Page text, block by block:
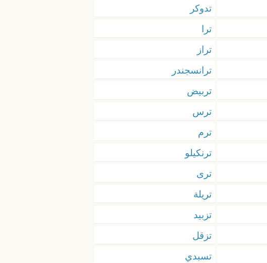
تدوكر
ترا
تراز
ترانسجندر
تربيض
ترس
ترم
ترنكيلو
ترى
تريلة
تزبيد
تزقل
تسبدي